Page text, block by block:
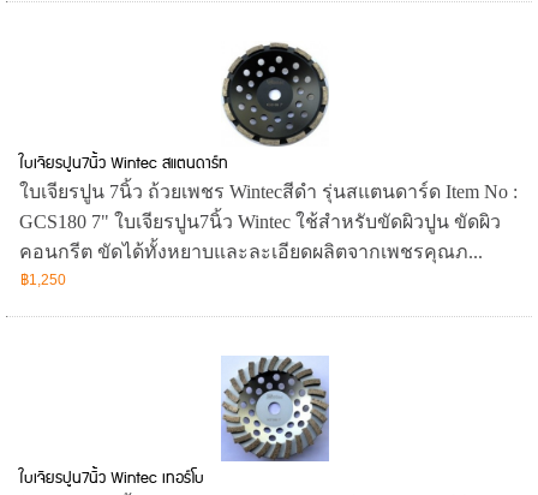
ใบเจียรปูน7นิ้ว Wintec สแตนดาร์ท
ใบเจียรปูน 7นิ้ว ถ้วยเพชร Wintecสีดำ รุ่นสแตนดาร์ด Item No :
GCS180 7" ใบเจียรปูน7นิ้ว Wintec ใช้สำหรับขัดผิวปูน ขัดผิว
คอนกรีต ขัดได้ทั้งหยาบและละเอียดผลิตจากเพชรคุณภ...
฿1,250
ใบเจียรปูน7นิ้ว Wintec เทอร์โบ